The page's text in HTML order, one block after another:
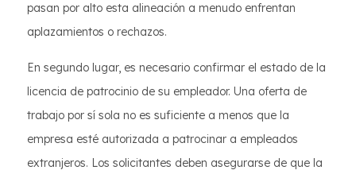
pasan por alto esta alineación a menudo enfrentan
aplazamientos o rechazos.
En segundo lugar, es necesario confirmar el estado de la
licencia de patrocinio de su empleador. Una oferta de
trabajo por sí sola no es suficiente a menos que la
empresa esté autorizada a patrocinar a empleados
extranjeros. Los solicitantes deben asegurarse de que la